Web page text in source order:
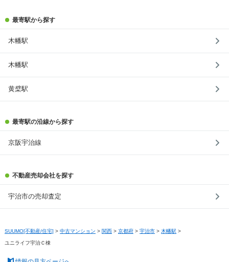
最寄駅から探す
木幡駅
木幡駅
黄檗駅
最寄駅の沿線から探す
京阪宇治線
不動産売却会社を探す
宇治市の売却査定
SUUMO[不動産/住宅] > 中古マンション > 関西 > 京都府 > 宇治市 > 木幡駅 >
ユニライフ宇治Ｃ棟